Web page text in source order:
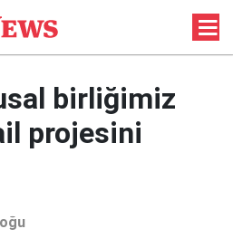
birliğimiz
projesini